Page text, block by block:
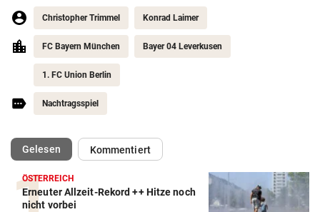
Christopher Trimmel Konrad Laimer
FC Bayern München Bayer 04 Leverkusen
1. FC Union Berlin
Nachtragsspiel
Gelesen(ausgewählt)Kommentiert
ÖSTERREICH
Erneuter Allzeit-Rekord ++ Hitze noch
nicht vorbei